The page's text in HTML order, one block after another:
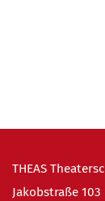
THEAS
Jakobstraße 103